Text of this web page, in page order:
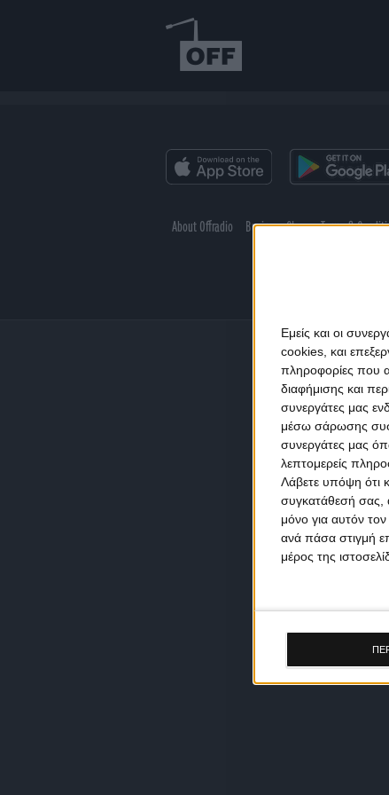
Εμείς και οι
cookies, και
πληροφορίες που
διαφήμισης και
συνεργάτες μας
μέσω σάρωσης
συνεργάτες μας
λεπτομερείς
Λάβετε υπόψη ότι
συγκατάθεσή σας,
μόνο για αυτόν
ανά πάσα στιγμή
μέρος της
About Offradio Business Class Terms &